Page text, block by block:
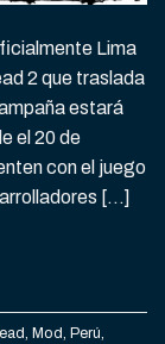
Lima
2 que traslada
estará
el 20 de
con el juego
[…]
, Mod, Perú,